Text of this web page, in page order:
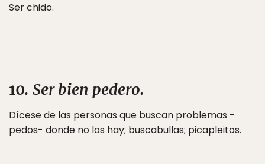
Ser chido.
10. Ser bien pedero.
Dícese de las personas que buscan problemas -
pedos- donde no los hay; buscabullas; picapleitos.